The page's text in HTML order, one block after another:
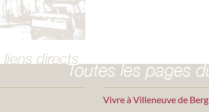
Vivre à Villeneuve de Berg